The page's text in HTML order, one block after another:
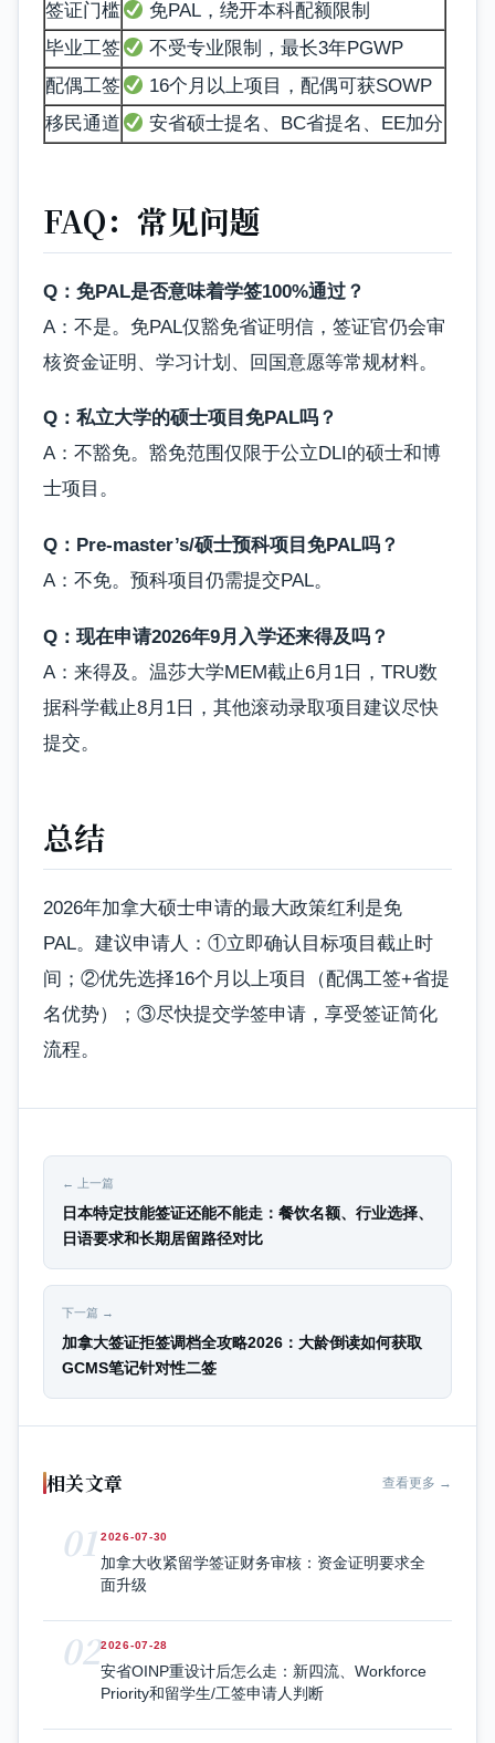
签证门槛
免PAL，绕开本科配额限制
毕业工签
不受专业限制，最长3年PGWP
配偶工签
16个月以上项目，配偶可获SOWP
移民通道
安省硕士提名、BC省提名、EE加分
FAQ：常见问题
Q：免PAL是否意味着学签100%通过？
A：不是。免PAL仅豁免省证明信，签证官仍会审
核资金证明、学习计划、回国意愿等常规材料。
Q：私立大学的硕士项目免PAL吗？
A：不豁免。豁免范围仅限于公立DLI的硕士和博
士项目。
Q：Pre-master’s/硕士预科项目免PAL吗？
A：不免。预科项目仍需提交PAL。
Q：现在申请2026年9月入学还来得及吗？
A：来得及。温莎大学MEM截止6月1日，TRU数
据科学截止8月1日，其他滚动录取项目建议尽快
提交。
总结
2026年加拿大硕士申请的最大政策红利是免
PAL。建议申请人：①立即确认目标项目截止时
间；②优先选择16个月以上项目（配偶工签+省提
名优势）；③尽快提交学签申请，享受签证简化
流程。
← 上一篇
日本特定技能签证还能不能走：餐饮名额、行业选择、
日语要求和长期居留路径对比
下一篇 →
加拿大签证拒签调档全攻略2026：大龄倒读如何获取
GCMS笔记针对性二签
相关文章 查看更多 →
01 2026-07-30
加拿大收紧留学签证财务审核：资金证明要求全
面升级
022026-07-28
安省OINP重设计后怎么走：新四流、Workforce
Priority和留学生/工签申请人判断